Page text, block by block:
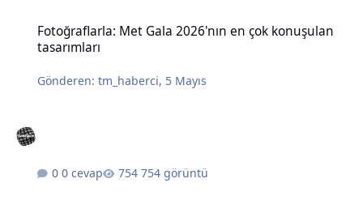
Fotoğraflarla: Met Gala 2026'nın en çok konuşulan
tasarımları
Gönderen:tm_haberci, 5 Mayıs
0 cevap 754 görüntü